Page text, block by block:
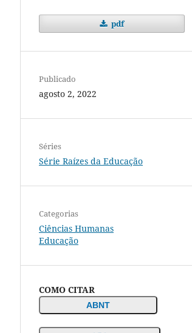
pdf
Publicado
agosto 2, 2022
Séries
Série Raízes da Educação
Categorias
Ciências Humanas
Educação
COMO CITAR
ABNT